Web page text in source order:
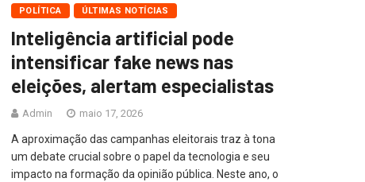
POLÍTICA ÚLTIMAS NOTÍCIAS
Inteligência artificial pode
intensificar fake news nas
eleições, alertam especialistas
Admin maio 17, 2026
A aproximação das campanhas eleitorais traz à tona
um debate crucial sobre o papel da tecnologia e seu
impacto na formação da opinião pública. Neste ano, o